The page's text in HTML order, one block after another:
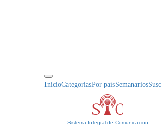
InicioCategoriasPor paísSemanarios
Sistema Integral de Comunicacion